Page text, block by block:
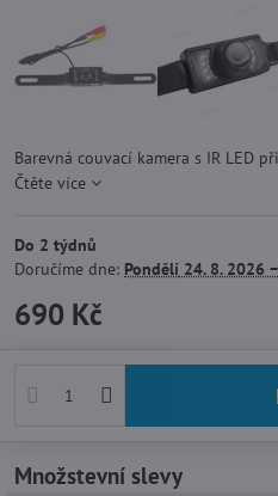
Barevná couvací kamera s IR LED
Čtěte více
Do 2 týdnů
Doručíme dne: Pondělí 24. 8. 2026 −
690 Kč
Množstevní slevy